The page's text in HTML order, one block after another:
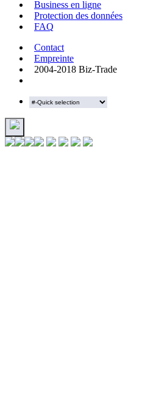
Business en ligne
Protection des données
FAQ
Contact
Empreinte
2004-2018 Biz-Trade